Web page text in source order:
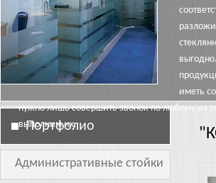
иметь
нужно лишь совершить звонок по любому из
выполним их.
Портфолио
Административные стойки